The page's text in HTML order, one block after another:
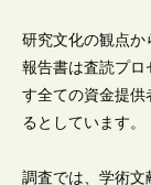
研究文化の観点か
報告書は査読プロ
す全ての資金提供
るとしています。
調査では、学術文